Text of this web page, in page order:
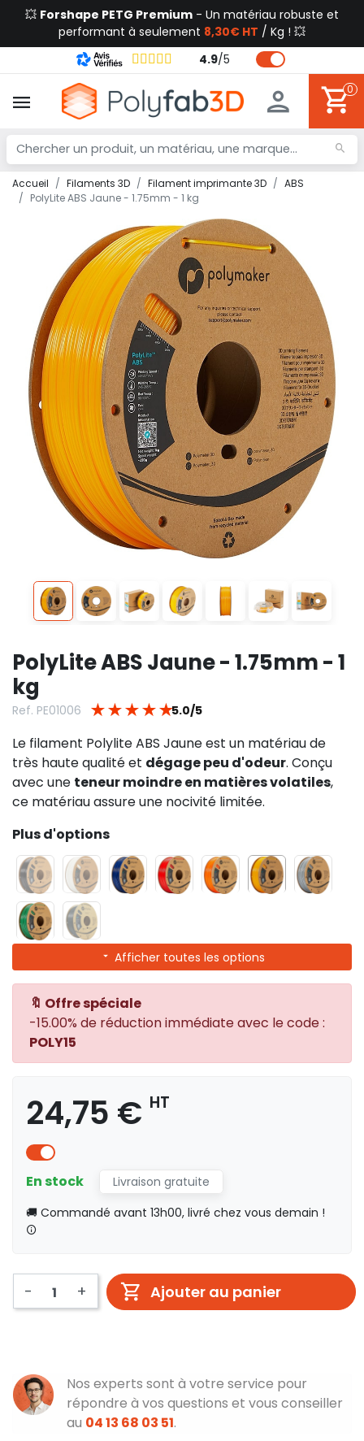
💥 Forshape PETG Premium - Un matériau robuste et
performant à seulement 8,30€ HT / Kg ! 💥
4.9/5
0
Accueil Filaments 3D Filament imprimante 3D
ABS
PolyLite ABS Jaune - 1.75mm - 1 kg
PolyLite ABS Jaune - 1.75mm - 1
kg
Ref. PE01006 ★ ★ ★ ★ ★5.0/5
Le filament Polylite ABS Jaune est un matériau de
très haute qualité et dégage peu d'odeur. Conçu
avec une teneur moindre en matières volatiles,
ce matériau assure une nocivité limitée.
Plus d'options
Afficher toutes les options
🔖 Offre spéciale
-15.00% de réduction immédiate avec le code :
POLY15
24,75 € HT
En stock
Livraison gratuite
🚚 Commandé avant 13h00, livré chez vous demain !
- + Ajouter au panier
Nos experts sont à votre service pour
répondre à vos questions et vous conseiller
au 04 13 68 03 51.